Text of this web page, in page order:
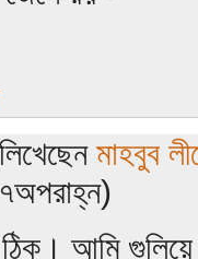
মাহবুব
আমি